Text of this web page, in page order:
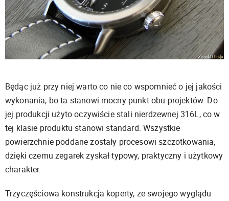
Będąc już przy niej warto co nie co wspomnieć o jej jakości
wykonania, bo ta stanowi mocny punkt obu projektów. Do
jej produkcji użyto oczywiście stali nierdzewnej 316L, co w
tej klasie produktu stanowi standard. Wszystkie
powierzchnie poddane zostały procesowi szczotkowania,
dzięki czemu zegarek zyskał typowy, praktyczny i użytkowy
charakter.
Trzyczęściowa konstrukcja koperty, ze swojego wyglądu